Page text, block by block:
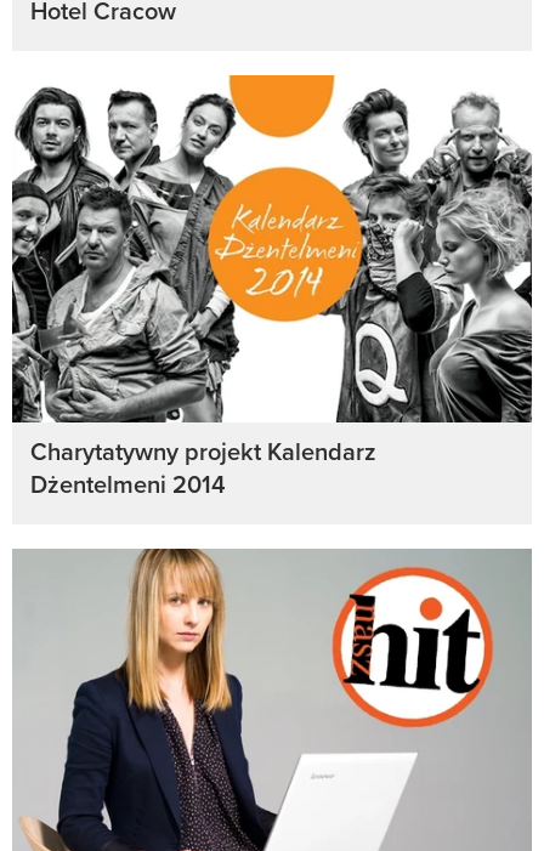
Hotel Cracow
Charytatywny projekt Kalendarz
Dżentelmeni 2014